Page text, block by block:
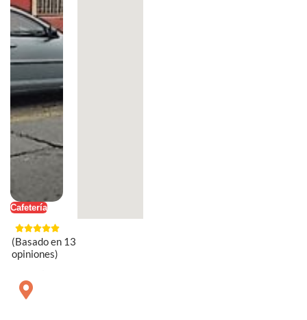
Cafetería
(Basado en 13
opiniones)